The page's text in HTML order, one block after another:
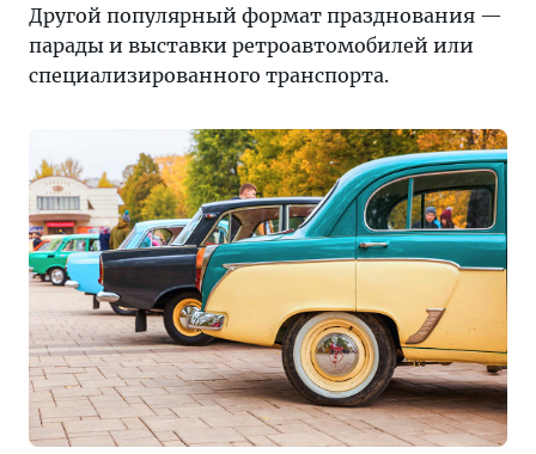
Другой популярный формат празднования —
парады и выставки ретроавтомобилей или
специализированного транспорта.